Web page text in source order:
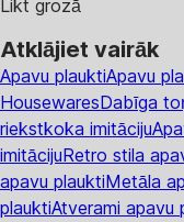
Likt grozā
Atklājiet vairāk
Apavu plauktiApavu
HousewaresDabīga
riekstkoka imitāciju
imitācijuRetro stila
apavu plauktiMetāla
plauktiAtverami apavu